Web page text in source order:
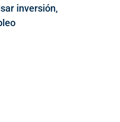
inversión,